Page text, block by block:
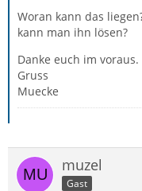
Woran kann das
kann man ihn lösen?
Danke euch im voraus.
Gruss
Muecke
muzel
Gast